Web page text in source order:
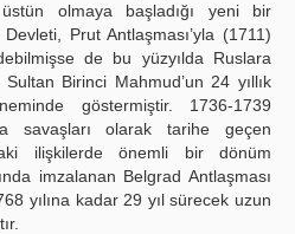
olmaya başladığı yeni bir
Prut Antlaşması’yla (1711)
de bu yüzyılda Ruslara
Sultan Birinci Mahmud’un 24 yıllık
göstermiştir. 1736-1739
savaşları olarak tarihe geçen
ilişkilerde önemli bir dönüm
imzalanan Belgrad Antlaşması
yılına kadar 29 yıl sürecek uzun